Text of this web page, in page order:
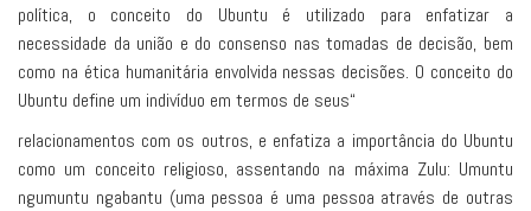
política, o conceito do Ubuntu é utilizado para enfatizar a
necessidade da união e do consenso nas tomadas de decisão, bem
como na ética humanitária envolvida nessas decisões. O conceito do
Ubuntu define um indivíduo em termos de seus“
relacionamentos com os outros, e enfatiza a importância do Ubuntu
como um conceito religioso, assentando na máxima Zulu: Umuntu
ngumuntu ngabantu (uma pessoa é uma pessoa através de outras